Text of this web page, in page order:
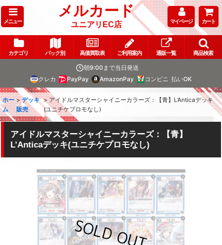
メニュー
メルカード
ユニアリEC店 マイページ カート
カテゴリ パック別 高価買取表 ご利用案内 通販一覧 商品検索
朝9:00まで当日発送
クレカ
PayPay AmazonPay コンビニ 払いOK
ホー
ム
> デッキ
販売
> アイドルマスターシャイニーカラーズ：【青】L’Anticaデッキ
(ユニチケプロモなし)
アイドルマスターシャイニーカラーズ：【青】
L’Anticaデッキ(ユニチケプロモなし)